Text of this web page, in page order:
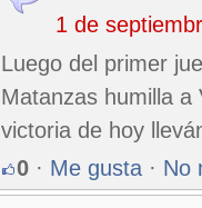
1 de
Luego del primer
Matanzas humilla
victoria de hoy
0 · Me gusta · No